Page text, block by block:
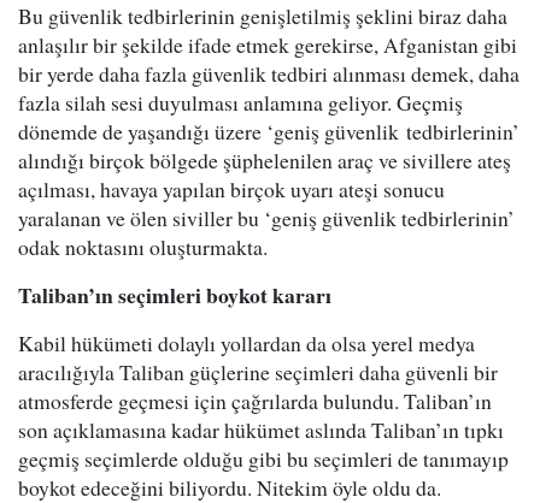
Bu güvenlik tedbirlerinin genişletilmiş şeklini biraz daha
anlaşılır bir şekilde ifade etmek gerekirse, Afganistan gibi
bir yerde daha fazla güvenlik tedbiri alınması demek, daha
fazla silah sesi duyulması anlamına geliyor. Geçmiş
dönemde de yaşandığı üzere ‘geniş güvenlik tedbirlerinin’
alındığı birçok bölgede şüphelenilen araç ve sivillere ateş
açılması, havaya yapılan birçok uyarı ateşi sonucu
yaralanan ve ölen siviller bu ‘geniş güvenlik tedbirlerinin’
odak noktasını oluşturmakta.
Taliban’ın seçimleri boykot kararı
Kabil hükümeti dolaylı yollardan da olsa yerel medya
aracılığıyla Taliban güçlerine seçimleri daha güvenli bir
atmosferde geçmesi için çağrılarda bulundu. Taliban’ın
son açıklamasına kadar hükümet aslında Taliban’ın tıpkı
geçmiş seçimlerde olduğu gibi bu seçimleri de tanımayıp
boykot edeceğini biliyordu. Nitekim öyle oldu da.